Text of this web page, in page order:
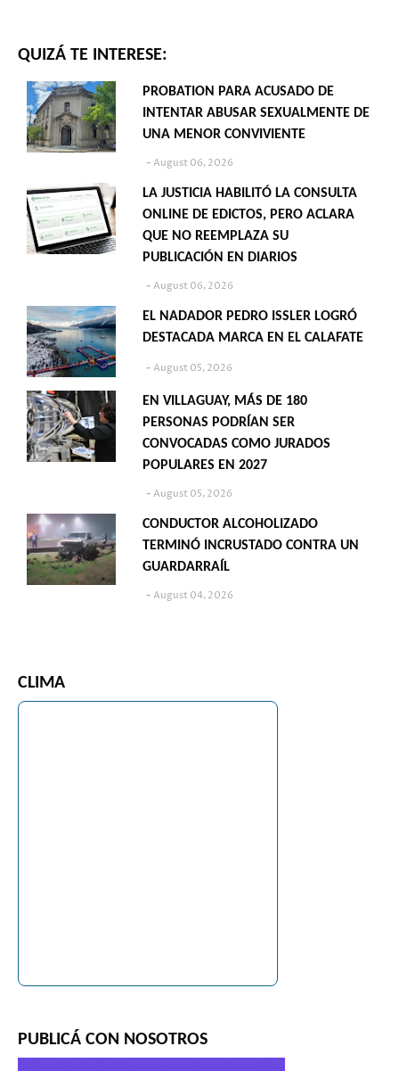
QUIZÁ TE INTERESE:
PROBATION PARA ACUSADO DE
INTENTAR ABUSAR SEXUALMENTE DE
UNA MENOR CONVIVIENTE
August 06, 2026
LA JUSTICIA HABILITÓ LA CONSULTA
ONLINE DE EDICTOS, PERO ACLARA
QUE NO REEMPLAZA SU
PUBLICACIÓN EN DIARIOS
August 06, 2026
EL NADADOR PEDRO ISSLER LOGRÓ
DESTACADA MARCA EN EL CALAFATE
August 05, 2026
EN VILLAGUAY, MÁS DE 180
PERSONAS PODRÍAN SER
CONVOCADAS COMO JURADOS
POPULARES EN 2027
August 05, 2026
CONDUCTOR ALCOHOLIZADO
TERMINÓ INCRUSTADO CONTRA UN
GUARDARRAÍL
August 04, 2026
CLIMA
PUBLICÁ CON NOSOTROS